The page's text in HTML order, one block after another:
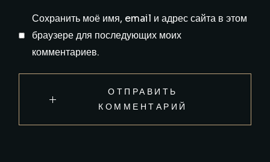
Сохранить моё имя, email и адрес сайта в этом
браузере для последующих моих
комментариев.
ОТПРАВИТЬ
КОММЕНТАРИЙ